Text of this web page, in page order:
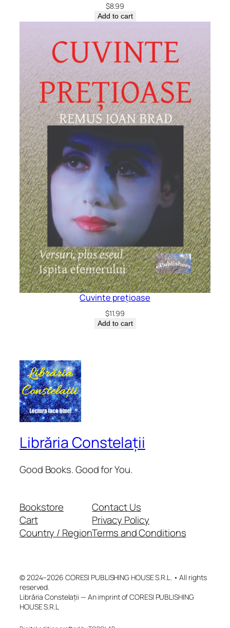
$8.99
Add to cart
Cuvinte prețioase
$11.99
Add to cart
Librăria Constelații
Good Books. Good for You.
Bookstore
Cart
Country / Region
Contact Us
Privacy Policy
Terms and Conditions
© 2024–2026 CORESI PUBLISHING HOUSE S.R.L. • All rights
reserved.
Librăria Constelații — An imprint of CORESI PUBLISHING
HOUSE S.R.L